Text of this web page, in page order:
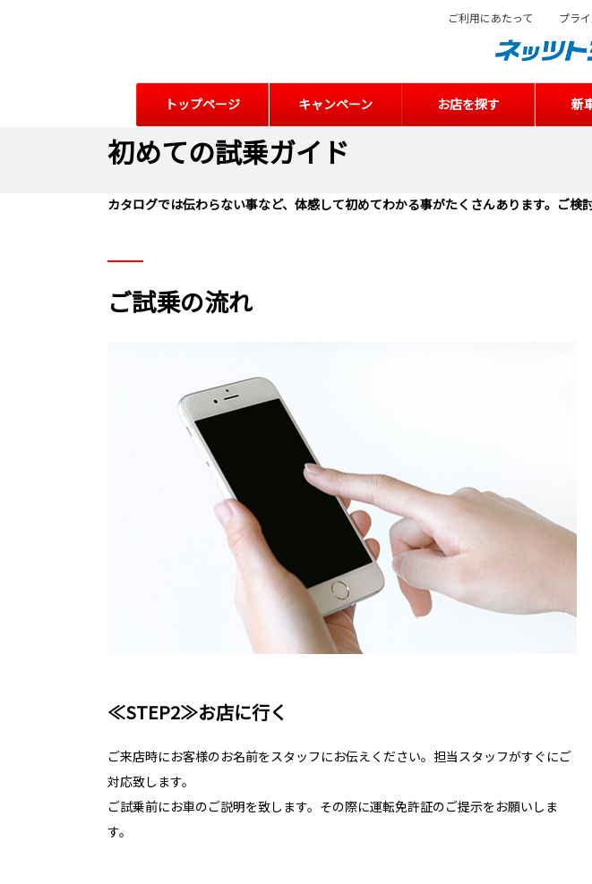
トップページ キャンペーン お店を探す 新
ご利用にあたって プラ
初めての試乗ガイド
カタログでは伝わらない事など、体感して初めてわかる事がたくさんあります。ご検
ご試乗の流れ
≪STEP2≫お店に行く
ご来店時にお客様のお名前をスタッフにお伝えください。担当スタッフがすぐにご
対応致します。
ご試乗前にお車のご説明を致します。その際に運転免許証のご提示をお願いしま
す。